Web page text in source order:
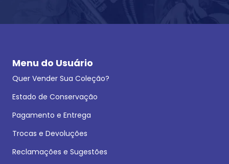
Menu do Usuário
Quer Vender Sua Coleção?
Estado de Conservação
Pagamento e Entrega
Trocas e Devoluções
Reclamações e Sugestões